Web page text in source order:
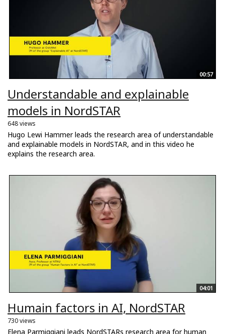
00:57
Understandable and explainable
models in NordSTAR
648 views
Hugo Lewi Hammer leads the research area of understandable
and explainable models in NordSTAR, and in this video he
explains the research area.
04:01
Humain factors in AI, NordSTAR
730 views
Elena Parmiggiani leads NordSTARs research area for human